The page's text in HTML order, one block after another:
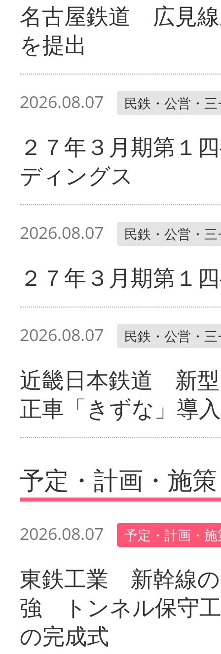
名古屋鉄道 広見
を提出
2026.08.07 民鉄・公営・
２７年３月期第１
ディングス
2026.08.07 民鉄・公営・
２７年３月期第１
2026.08.07 民鉄・公営・
近畿日本鉄道 新
正車「きずな」導入
予定・計画・施策
2026.08.07 予定・計画・
東鉄工業 新幹線
強 トンネル保守
の完成式